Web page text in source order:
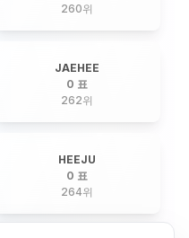
260위
JAEHEE
0 표
262위
HEEJU
0 표
264위